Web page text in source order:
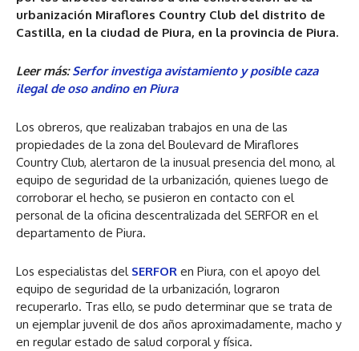
urbanización Miraflores Country Club del distrito de
Castilla, en la ciudad de Piura, en la provincia de Piura.
Leer más:Serfor investiga avistamiento y posible caza
ilegal de oso andino en Piura
Los obreros, que realizaban trabajos en una de las
propiedades de la zona del Boulevard de Miraflores
Country Club, alertaron de la inusual presencia del mono, al
equipo de seguridad de la urbanización, quienes luego de
corroborar el hecho, se pusieron en contacto con el
personal de la oficina descentralizada del SERFOR en el
departamento de Piura.
Los especialistas del SERFOR en Piura, con el apoyo del
equipo de seguridad de la urbanización, lograron
recuperarlo. Tras ello, se pudo determinar que se trata de
un ejemplar juvenil de dos años aproximadamente, macho y
en regular estado de salud corporal y física.